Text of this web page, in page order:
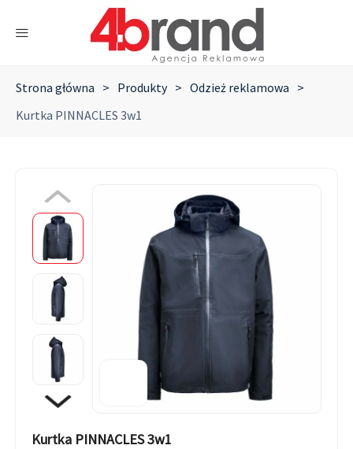
Strona główna > Produkty > Odzież reklamowa >
Kurtka PINNACLES 3w1
Kurtka PINNACLES 3w1